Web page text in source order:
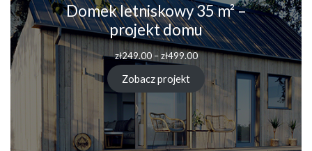
Domek letniskowy 35 m² –
projekt domu
zł249.00 – zł499.00
Zobacz projekt